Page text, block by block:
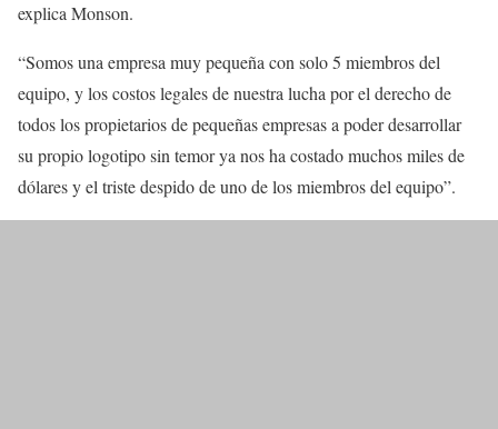
explica Monson.
“Somos una empresa muy pequeña con solo 5 miembros del
equipo, y los costos legales de nuestra lucha por el derecho de
todos los propietarios de pequeñas empresas a poder desarrollar
su propio logotipo sin temor ya nos ha costado muchos miles de
dólares y el triste despido de uno de los miembros del equipo”.